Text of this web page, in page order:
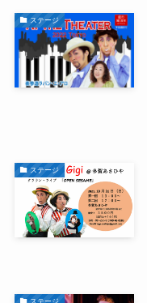
ステージ
ステージ
ステージ